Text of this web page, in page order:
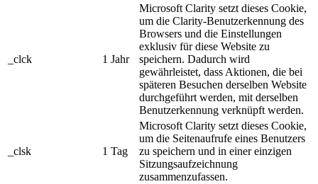
_clck 1 Jahr
Microsoft Clarity setzt dieses Cookie,
um die Clarity-Benutzerkennung des
Browsers und die Einstellungen
exklusiv für diese Website zu
speichern. Dadurch wird
gewährleistet, dass Aktionen, die bei
späteren Besuchen derselben Website
durchgeführt werden, mit derselben
Benutzerkennung verknüpft werden.
_clsk 1 Tag
Microsoft Clarity setzt dieses Cookie,
um die Seitenaufrufe eines Benutzers
zu speichern und in einer einzigen
Sitzungsaufzeichnung
zusammenzufassen.